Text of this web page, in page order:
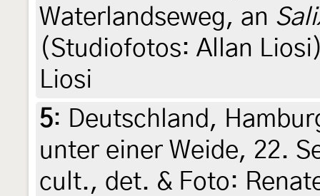
Waterlandseweg, an
(Studiofotos: Allan
Liosi
5: Deutschland,
unter einer Weide, 22.
cult., det. & Foto: